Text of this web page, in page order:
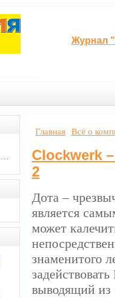
Журнал
Главная Всё о
Clockwerk
2
Дота –
является
может
знаменитого
выводящий из